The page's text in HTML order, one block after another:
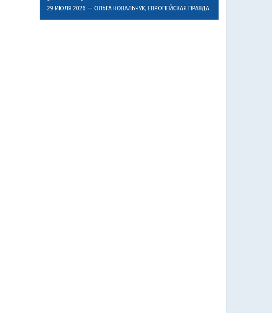
29 ИЮЛЯ 2026 — ОЛЬГА КОВАЛЬЧУК, ЕВРОПЕЙСКАЯ ПРАВДА